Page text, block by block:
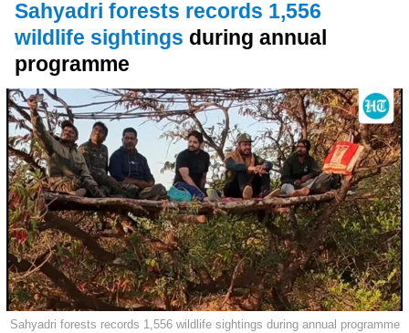
Sahyadri forests records 1,556
wildlife sightings during annual
programme
Sahyadri forests records 1,556 wildlife sightings during annual programme